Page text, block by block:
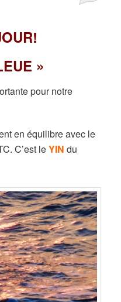
»
pour notre
en équilibre avec le
C’est leYIN du